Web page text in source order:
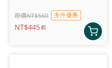
原價NT$560 多件優惠
NT$445起